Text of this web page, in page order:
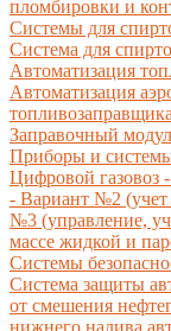
пломбировки и
Системы для
Система для
Автоматизация
Автоматизация
Заправочный
Приборы и системы
Цифровой газовоз
- Вариант №2 (учет
№3 (управление,
массе жидкой и
Системы
Система защиты
от смешения
нижнего налива